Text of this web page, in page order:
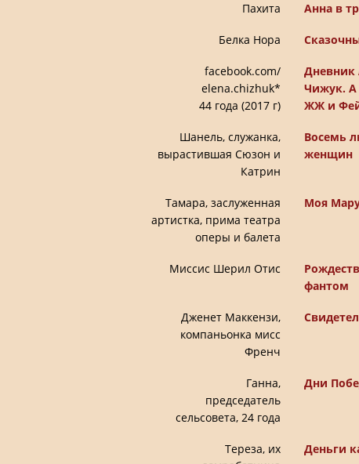
Пахита Анна в
Белка Нора
facebook.com/
еlena.chizhuk*
44 года (2017 г)
Дневник
Чижук. А
ЖЖ и
Шанель, служанка,
вырастившая Сюзон и
Катрин
Восемь
женщин
Тамара, заслуженная
артистка, прима театра
оперы и балета
Моя
Миссис Шерил Отис
фантом
Дженет Маккензи,
компаньонка мисс
Френч
Ганна,
председатель
сельсовета, 24 года
Дни
Тереза, их
Деньги